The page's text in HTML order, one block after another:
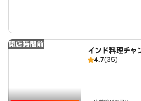
開店時間前
インド料理チャ
4.7(35)